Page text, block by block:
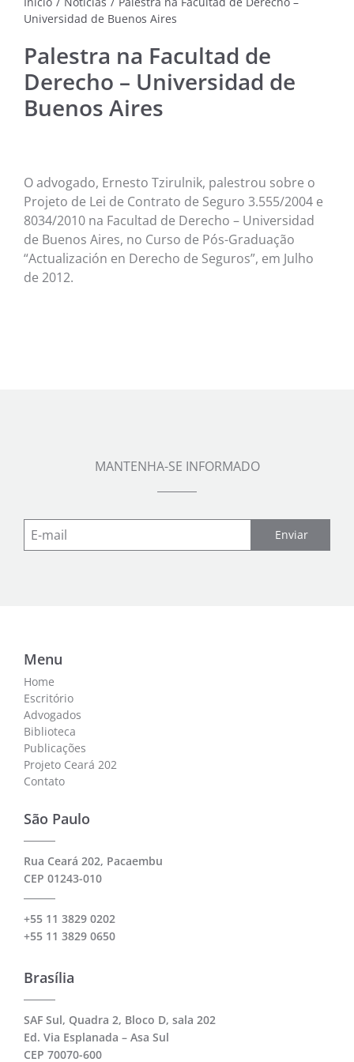
Universidad de Buenos Aires
Palestra na Facultad de
Derecho – Universidad de
Buenos Aires
O advogado, Ernesto Tzirulnik, palestrou sobre o
Projeto de Lei de Contrato de Seguro 3.555/2004 e
8034/2010 na Facultad de Derecho – Universidad
de Buenos Aires, no Curso de Pós-Graduação
“Actualización en Derecho de Seguros”, em Julho
de 2012.
MANTENHA-SE INFORMADO
Enviar
Menu
Home
Escritório
Advogados
Biblioteca
Publicações
Projeto Ceará 202
Contato
São Paulo
Rua Ceará 202, Pacaembu
CEP 01243-010
+55 11 3829 0202
+55 11 3829 0650
Brasília
SAF Sul, Quadra 2, Bloco D, sala 202
Ed. Via Esplanada – Asa Sul
CEP 70070-600